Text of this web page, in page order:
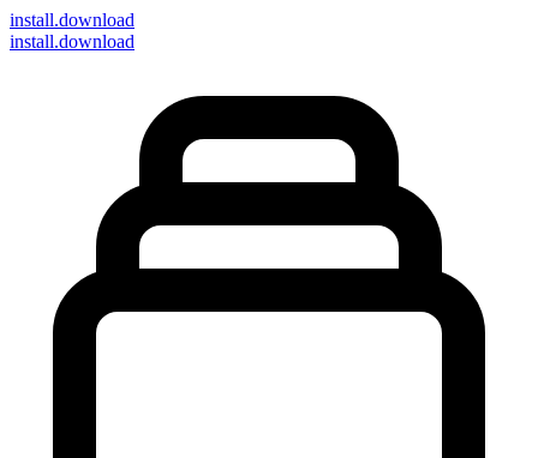
install.download
install.download